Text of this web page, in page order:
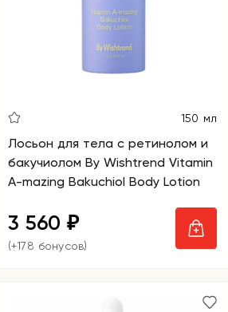
150 мл
Лосьон для тела с ретинолом и
бакучиолом By Wishtrend Vitamin
A-mazing Bakuchiol Body Lotion
3 560 ₽
(+178 бонусов)